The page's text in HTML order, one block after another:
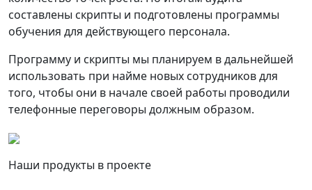
составлены скрипты и подготовлены программы
обучения для действующего персонала.
Программу и скрипты мы планируем в дальнейшей
использовать при найме новых сотрудников для
того, чтобы они в начале своей работы проводили
телефонные переговоры должным образом.
Наши продукты в проекте